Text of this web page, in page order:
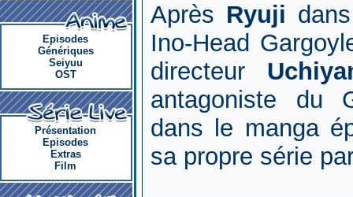
Episodes
Génériques
Seiyuu
OST
Présentation
Episodes
Extras
Film
Après Ryuji
Ino-Head
directeur
antagoniste du
dans le manga
sa propre série